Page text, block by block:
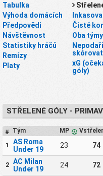
Tabulka
Výhoda domácích
Předpovědi
Návštěvnost
Statistiky hráčů
Remízy
Platy
Čisté
Oba
skórovat
xG
góly)
STŘELENÉ GÓLY -
# Tým MP
1
AS Roma
Under 19
23 74
2
AC Milan
Under 19
24 72